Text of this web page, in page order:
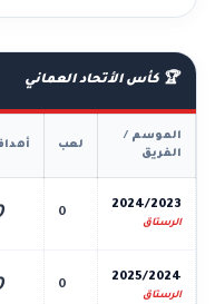
🏆 كأس الأتحاد العماني
الموسم /
الفريق
لعب
2024/2023
الرستاق
0
2025/2024
الرستاق
0